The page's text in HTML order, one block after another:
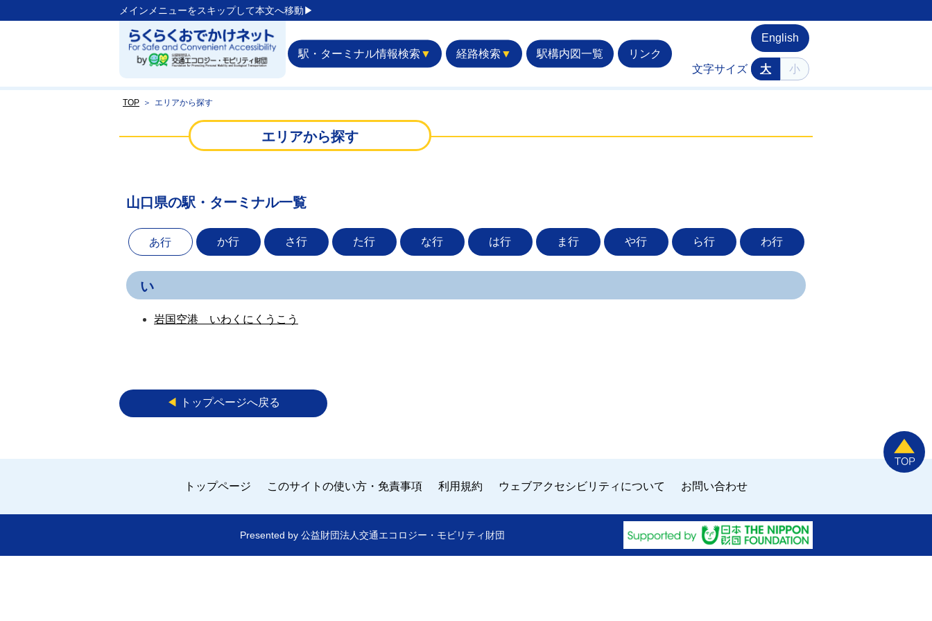
メインメニューをスキップして本文へ移動▶︎
駅・ターミナル情報検索 ▼ 経路検索 ▼ 駅構内図一覧 リンク
English
文字サイズ 大 小
TOP ＞ エリアから探す
エリアから探す
山口県の駅・ターミナル一覧
あ行 か行 さ行 た行 な行 は行 ま行 や行 ら行 わ行
い
岩国空港 いわくにくうこう
◀︎ トップページへ戻る
トップページ このサイトの使い方・免責事項 利用規約 ウェブアクセシビリティについて お問い合わせ
Presented by 公益財団法人交通エコロジー・モビリティ財団